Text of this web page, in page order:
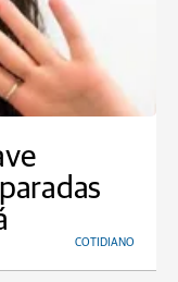
COTIDIANO